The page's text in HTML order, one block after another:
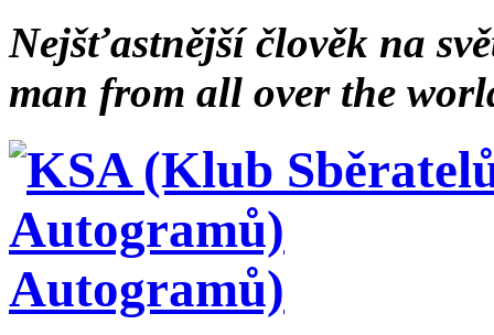
Nejšťastnější člověk na
man from all over the
Autogramů)